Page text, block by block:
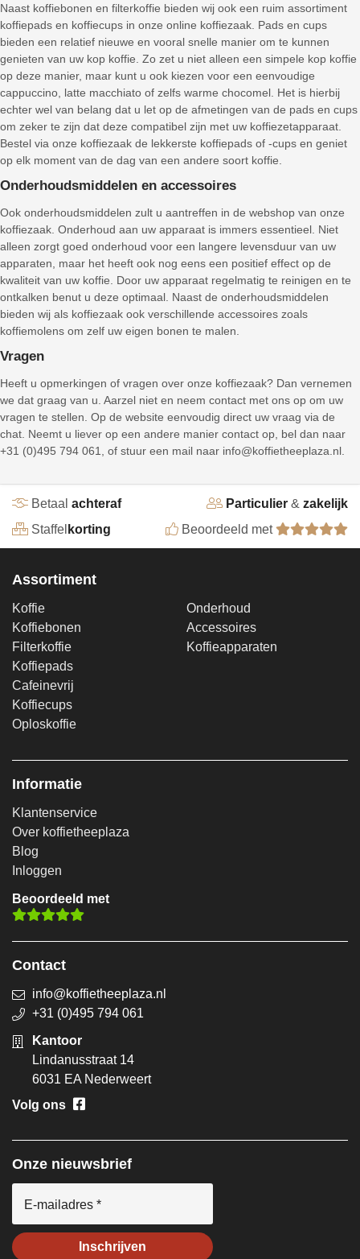
Naast koffiebonen en filterkoffie bieden wij ook een ruim assortiment
koffiepads en koffiecups in onze online koffiezaak. Pads en cups
bieden een relatief nieuwe en vooral snelle manier om te kunnen
genieten van uw kop koffie. Zo zet u niet alleen een simpele kop koffie
op deze manier, maar kunt u ook kiezen voor een eenvoudige
cappuccino, latte macchiato of zelfs warme chocomel. Het is hierbij
echter wel van belang dat u let op de afmetingen van de pads en cups
om zeker te zijn dat deze compatibel zijn met uw koffiezetapparaat.
Bestel via onze koffiezaak de lekkerste koffiepads of -cups en geniet
op elk moment van de dag van een andere soort koffie.
Onderhoudsmiddelen en accessoires
Ook onderhoudsmiddelen zult u aantreffen in de webshop van onze
koffiezaak. Onderhoud aan uw apparaat is immers essentieel. Niet
alleen zorgt goed onderhoud voor een langere levensduur van uw
apparaten, maar het heeft ook nog eens een positief effect op de
kwaliteit van uw koffie. Door uw apparaat regelmatig te reinigen en te
ontkalken benut u deze optimaal. Naast de onderhoudsmiddelen
bieden wij als koffiezaak ook verschillende accessoires zoals
koffiemolens om zelf uw eigen bonen te malen.
Vragen
Heeft u opmerkingen of vragen over onze koffiezaak? Dan vernemen
we dat graag van u. Aarzel niet en neem contact met ons op om uw
vragen te stellen. Op de website eenvoudig direct uw vraag via de
chat. Neemt u liever op een andere manier contact op, bel dan naar
+31 (0)495 794 061, of stuur een mail naar info@koffietheeplaza.nl.
Betaal achteraf Particulier & zakelijk
Staffel korting Beoordeeld met
Assortiment
Koffie
Koffiebonen
Filterkoffie
Koffiepads
Cafeinevrij
Koffiecups
Oploskoffie
Onderhoud
Accessoires
Koffieapparaten
Informatie
Klantenservice
Over koffietheeplaza
Blog
Inloggen
Beoordeeld met
Contact
info@koffietheeplaza.nl
+31 (0)495 794 061
Kantoor
Lindanusstraat 14
6031 EA Nederweert
Volg ons
Onze nieuwsbrief
E-mailadres *
Inschrijven